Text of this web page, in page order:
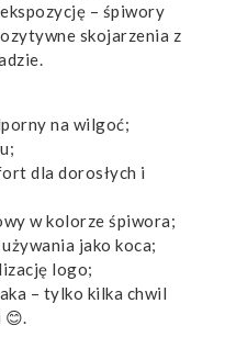
– śpiwory
skojarzenia z
na wilgoć;
dla dorosłych i
w kolorze śpiwora;
jako koca;
logo;
– tylko kilka chwil
😊.